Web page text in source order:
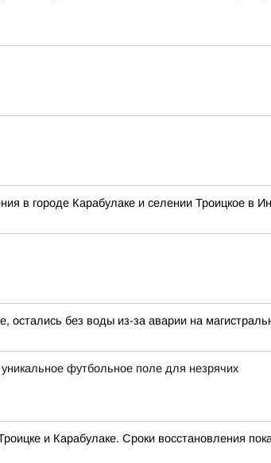
в городе Карабулаке и селении Троицкое в
остались без воды из-за аварии на
футбольное поле для незрячих
и Карабулаке. Сроки восстановления